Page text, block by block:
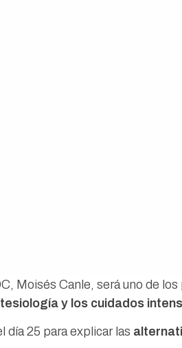
Moisés Canle, será uno de los
y los cuidados
día 25 para explicar las